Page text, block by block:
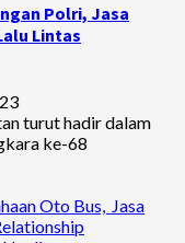
Polri, Jasa
Lintas
turut hadir dalam
ke-68
Oto Bus, Jasa